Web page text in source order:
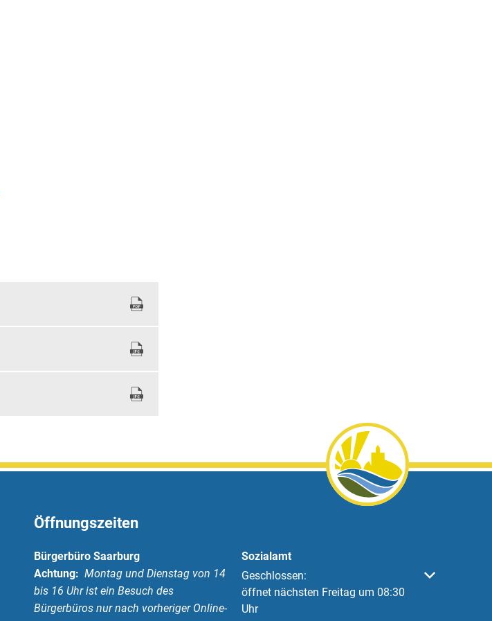
Öffnungszeiten
Bürgerbüro Saarburg
Achtung: Montag und Dienstag von 14
bis 16 Uhr ist ein Besuch des
Bürgerbüros nur nach vorheriger Online-
Sozialamt
Klicken, um weitere Öffnungs- oder Schließzeiten
Geschlossen:
öffnet nächsten Freitag um 08:30
Uhr